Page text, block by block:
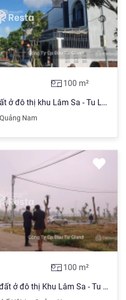
100 m²
Bán 100(m2) giá 9 tỷ đất ở đô thị khu Lâm Sa - Tu Lễ, Cẩm Phô, Hội An
Quảng Nam
100 m²
Bán 100(m2) giá 12 tỷ đất ở đô thị Khu Lâm Sa - Tu Lễ, Cẩm Phô, Hội An